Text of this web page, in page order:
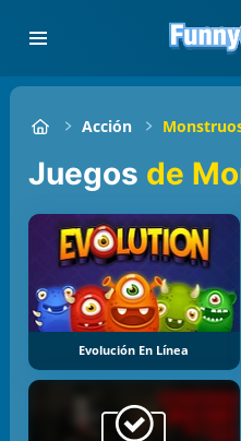
Acción
Juegos de
Evolución En Línea